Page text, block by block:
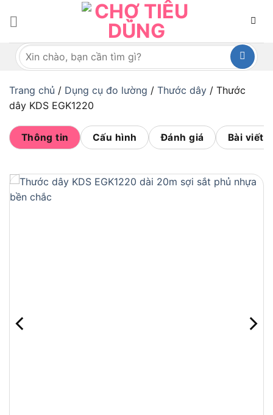
dungTìm
kiếm:
Trang chủ / Dụng cụ đo lường / Thước dây / Thước
dây KDS EGK1220
Thông tin Cấu hình Đánh giá Bài viết